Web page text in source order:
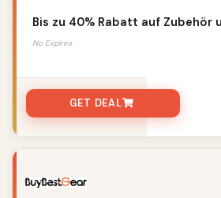
Bis zu 40% Rabatt auf Zubehör
No Expires
GET DEAL